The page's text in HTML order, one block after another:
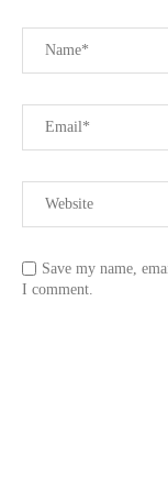
Save my name,
I comment.